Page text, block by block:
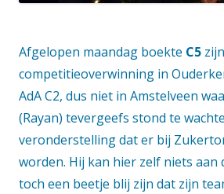
Afgelopen maandag boekte C5
competitieoverwinning in
AdA C2, dus niet in Amstelveen
(Rayan) tevergeefs stond te
veronderstelling dat er bij
worden. Hij kan hier zelf niets aan
toch een beetje blij zijn dat zijn